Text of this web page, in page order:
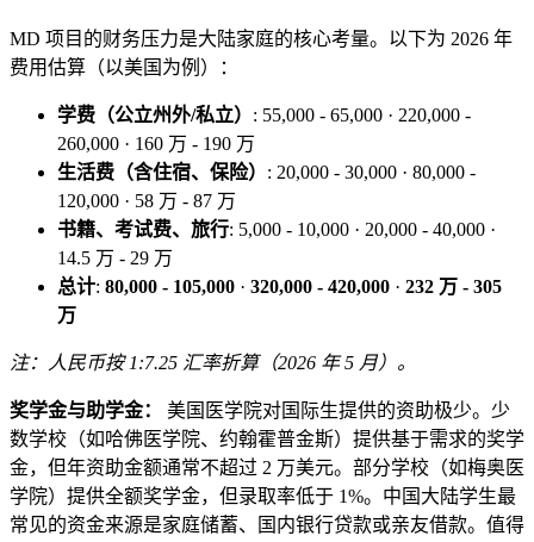
MD 项目的财务压力是大陆家庭的核心考量。以下为 2026 年
费用估算（以美国为例）：
学费（公立州外/私立） : 55,000 - 65,000 · 220,000 -
260,000 · 160 万 - 190 万
生活费（含住宿、保险） : 20,000 - 30,000 · 80,000 -
120,000 · 58 万 - 87 万
书籍、考试费、旅行: 5,000 - 10,000 · 20,000 - 40,000 ·
14.5 万 - 29 万
总计: 80,000 - 105,000 · 320,000 - 420,000 · 232 万 - 305
万
注：人民币按 1:7.25 汇率折算（2026 年 5 月）。
奖学金与助学金：
美国医学院对国际生提供的资助极少。少
数学校（如哈佛医学院、约翰霍普金斯）提供基于需求的奖学
金，但年资助金额通常不超过 2 万美元。部分学校（如梅奥医
学院）提供全额奖学金，但录取率低于 1%。中国大陆学生最
常见的资金来源是家庭储蓄、国内银行贷款或亲友借款。值得